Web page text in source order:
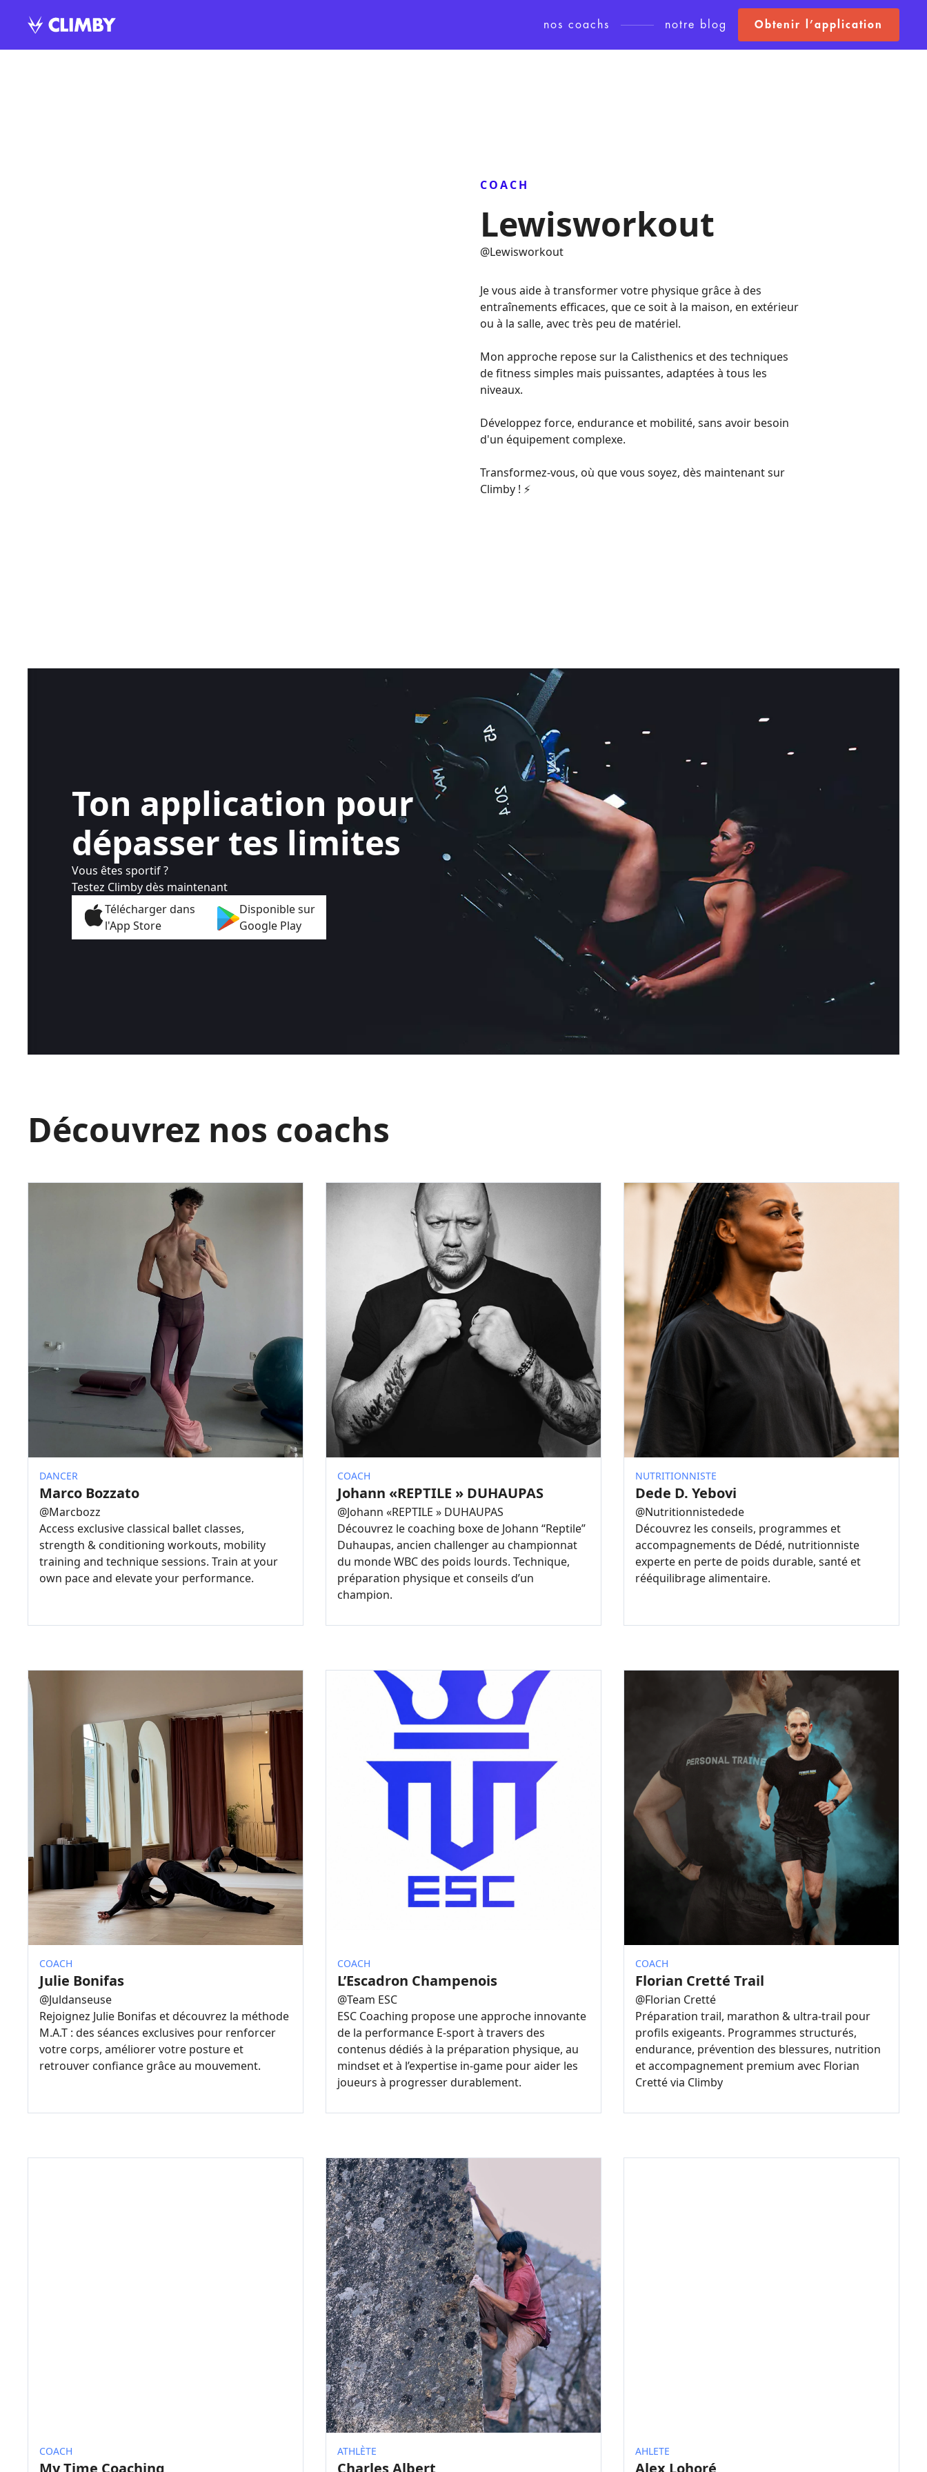
nos coachs notre blog Obtenir l’application
COACH
Lewisworkout
@Lewisworkout
Je vous aide à transformer votre physique grâce à des
entraînements efficaces, que ce soit à la maison, en extérieur
ou à la salle, avec très peu de matériel.
Mon approche repose sur la Calisthenics et des techniques
de fitness simples mais puissantes, adaptées à tous les
niveaux.
Développez force, endurance et mobilité, sans avoir besoin
d'un équipement complexe.
Transformez-vous, où que vous soyez, dès maintenant sur
Climby ! ⚡️
Ton application pour
dépasser tes limites
Vous êtes sportif ?
Testez Climby dès maintenant
Télécharger dans
l'App Store
Disponible sur
Google Play
Découvrez nos coachs
DANCER
Marco Bozzato
@Marcbozz
Access exclusive classical ballet classes,
strength & conditioning workouts, mobility
training and technique sessions. Train at your
own pace and elevate your performance.
COACH
Johann «REPTILE » DUHAUPAS
@Johann «REPTILE » DUHAUPAS
Découvrez le coaching boxe de Johann “Reptile”
Duhaupas, ancien challenger au championnat
du monde WBC des poids lourds. Technique,
préparation physique et conseils d’un
champion.
NUTRITIONNISTE
Dede D. Yebovi
@Nutritionnistedede
Découvrez les conseils, programmes et
accompagnements de Dédé, nutritionniste
experte en perte de poids durable, santé et
rééquilibrage alimentaire.
COACH
Julie Bonifas
@Juldanseuse
Rejoignez Julie Bonifas et découvrez la méthode
M.A.T : des séances exclusives pour renforcer
votre corps, améliorer votre posture et
retrouver confiance grâce au mouvement.
COACH
L’Escadron Champenois
@Team ESC
ESC Coaching propose une approche innovante
de la performance E-sport à travers des
contenus dédiés à la préparation physique, au
mindset et à l’expertise in-game pour aider les
joueurs à progresser durablement.
COACH
Florian Cretté Trail
@Florian Cretté
Préparation trail, marathon & ultra-trail pour
profils exigeants. Programmes structurés,
endurance, prévention des blessures, nutrition
et accompagnement premium avec Florian
Cretté via Climby
COACH
My Time Coaching
ATHLÈTE
Charles Albert
AHLETE
Alex Lohoré